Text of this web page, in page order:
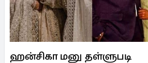
ஹன்சிகா மனு தள்ளுபடி